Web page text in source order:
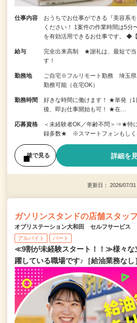
仕事内容
おうちでお仕事ができる『美容系
ください！ 1案件の作業時間は5分
を有効活用できるお仕事です。 ◆
給与
完全出来高制 ★謝礼は、最短で当
す！
勤務地
ご自宅※フルリモート勤務 埼玉県
勤務可能（在宅OK）
勤務時間
好きな時間に働けます！ ★単発（
後、即お仕事開始も可！ ★在…
応募資格
＜未経験者OK／年齢不問＞⇒★特
録多数★ ※スマートフォンもしく
後で見る 詳細を
更新日： 2026/07/
ガソリンスタンドの店舗スタッフ
オブリステーション大和田 セルフサービス
アルバイト パート
≪9割が未経験スタート！！≫様々な
躍している職場です♪［給油業務なし